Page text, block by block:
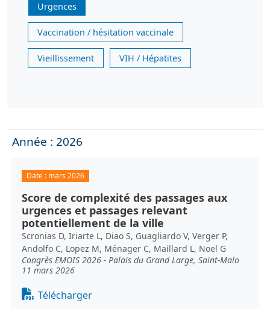
Urgences
Vaccination / hésitation vaccinale
Vieillissement VIH / Hépatites
Année : 2026
Date : mars 2026
Score de complexité des passages aux
urgences et passages relevant
potentiellement de la ville
Scronias D, Iriarte L, Diao S, Guagliardo V, Verger P,
Andolfo C, Lopez M, Ménager C, Maillard L, Noel G
Congrès EMOIS 2026 - Palais du Grand Large, Saint-Malo
11 mars 2026
Document
Télécharger